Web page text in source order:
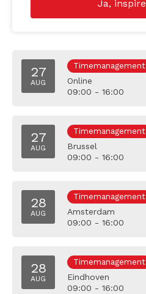
27
AUG
Timemanagement
Online
09:00 - 16:00
27
AUG
Timemanagement
Brussel
09:00 - 16:00
28
AUG
Timemanagement
Amsterdam
09:00 - 16:00
28
AUG
Timemanagement
Eindhoven
09:00 - 16:00